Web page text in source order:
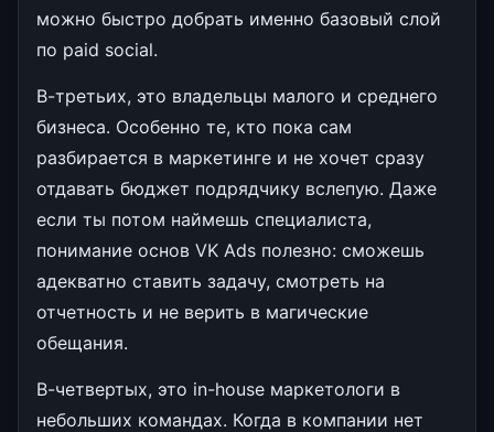
можно быстро добрать именно базовый слой
по paid social.
В-третьих, это владельцы малого и среднего
бизнеса. Особенно те, кто пока сам
разбирается в маркетинге и не хочет сразу
отдавать бюджет подрядчику вслепую. Даже
если ты потом наймешь специалиста,
понимание основ VK Ads полезно: сможешь
адекватно ставить задачу, смотреть на
отчетность и не верить в магические
обещания.
В-четвертых, это in-house маркетологи в
небольших командах. Когда в компании нет